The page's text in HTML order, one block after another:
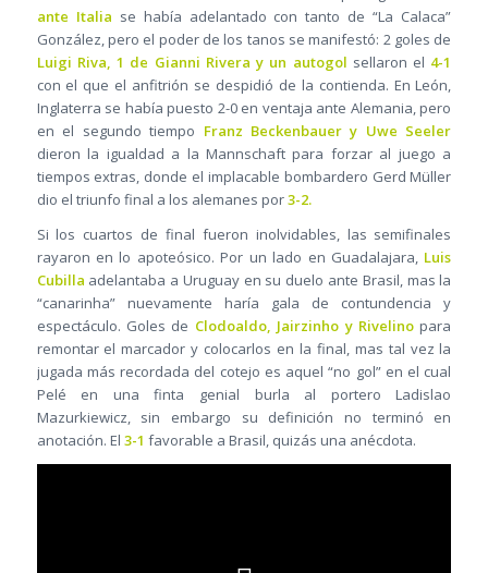
ante Italia se había adelantado con tanto de “La Calaca”
González, pero el poder de los tanos se manifestó: 2 goles de
Luigi Riva, 1 de Gianni Rivera y un autogol sellaron el 4-1
con el que el anfitrión se despidió de la contienda. En León,
Inglaterra se había puesto 2-0 en ventaja ante Alemania, pero
en el segundo tiempo Franz Beckenbauer y Uwe Seeler
dieron la igualdad a la Mannschaft para forzar al juego a
tiempos extras, donde el implacable bombardero Gerd Müller
dio el triunfo final a los alemanes por3-2.
Si los cuartos de final fueron inolvidables, las semifinales
rayaron en lo apoteósico. Por un lado en Guadalajara, Luis
Cubilla adelantaba a Uruguay en su duelo ante Brasil, mas la
“canarinha” nuevamente haría gala de contundencia y
espectáculo. Goles de Clodoaldo, Jairzinho y Rivelino para
remontar el marcador y colocarlos en la final, mas tal vez la
jugada más recordada del cotejo es aquel “no gol” en el cual
Pelé en una finta genial burla al portero Ladislao
Mazurkiewicz, sin embargo su definición no terminó en
anotación. El 3-1 favorable a Brasil, quizás una anécdota.